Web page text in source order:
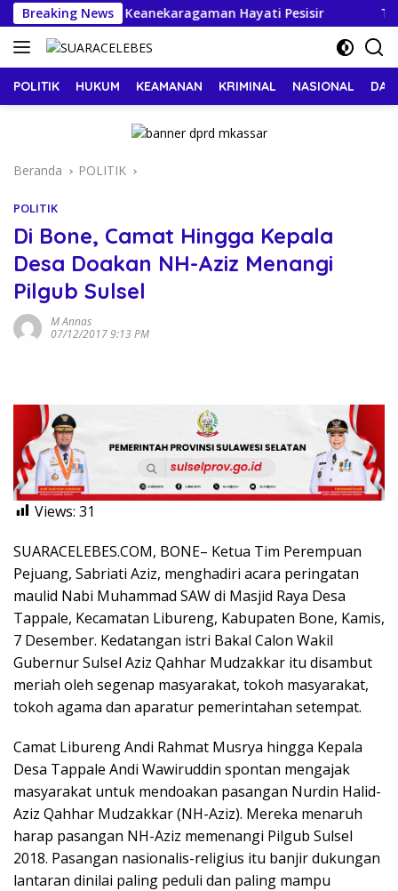
Langsung
ke
konten
Breaking NewsJaga Keanekaragaman Hayati Pesisir
POLITIK HUKUM KEAMANAN KRIMINAL NASIONAL
Beranda POLITIK
POLITIK
Di Bone, Camat Hingga Kepala
Desa Doakan NH-Aziz Menangi
Pilgub Sulsel
M Annas
07/12/2017 9:13 PM
Views: 31
SUARACELEBES.COM, BONE– Ketua Tim Perempuan
Pejuang, Sabriati Aziz, menghadiri acara peringatan
maulid Nabi Muhammad SAW di Masjid Raya Desa
Tappale, Kecamatan Libureng, Kabupaten Bone, Kamis,
7 Desember. Kedatangan istri Bakal Calon Wakil
Gubernur Sulsel Aziz Qahhar Mudzakkar itu disambut
meriah oleh segenap masyarakat, tokoh masyarakat,
tokoh agama dan aparatur pemerintahan setempat.
Camat Libureng Andi Rahmat Musrya hingga Kepala
Desa Tappale Andi Wawiruddin spontan mengajak
masyarakat untuk mendoakan pasangan Nurdin Halid-
Aziz Qahhar Mudzakkar (NH-Aziz). Mereka menaruh
harap pasangan NH-Aziz memenangi Pilgub Sulsel
2018. Pasangan nasionalis-religius itu banjir dukungan
lantaran dinilai paling peduli dan paling mampu